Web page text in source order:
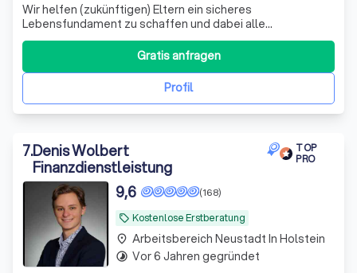
Wir helfen (zukünftigen) Eltern ein sicheres
Lebensfundament zu schaffen und dabei alle
Steuervorteile zu nutzen, die dir zustehen.
Profil
Gratis anfragen
7.Denis Wolbert
Finanzdienstleistung
TOP
PRO
local_offer Kostenlose Erstberatung
(168)
9,6
place Arbeitsbereich Neustadt In Holstein
timelapse Vor 6 Jahren gegründet